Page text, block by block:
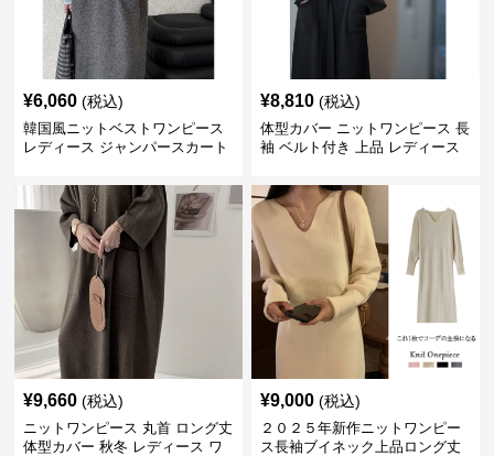
¥6,060 (税込)
韓国風ニットベストワンピース
レディース ジャンパースカート
¥8,810 (税込)
体型カバー ニットワンピース 長
袖 ベルト付き 上品 レディース
¥9,660 (税込)
ニットワンピース 丸首 ロング丈
体型カバー 秋冬 レディース ワ
¥9,000 (税込)
２０２５年新作ニットワンピー
ス長袖ブイネック上品ロング丈